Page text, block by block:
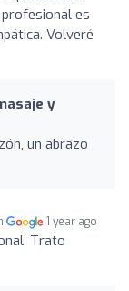
es
Volveré
y
un abrazo
1 year ago
Trato